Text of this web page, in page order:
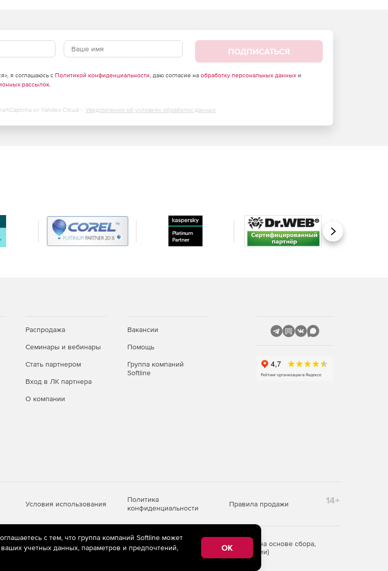
Mobile. обеспечивая
ПОДПИСАТЬСЯ
я соглашаюсь с Политикой конфиденциальности, даю согласие на обработку персональных данныхи
рассылок.
от Yandex Cloud - Уведомление об условиях обработки данных
Вперед
Распродажа
Семинары и вебинары
Стать партнером
Вход в ЛК партнера
О компании
Вакансии
Помощь
Группа компаний
Softline
Условия использования
Политика
конфиденциальности
Правила продажи 14+
технологии
(информационные технологии предоставления информации на основе сбора,
сети «Интернет», находящихся на территории Российской Федерации)
с тем, что группа компаний Softline может
учетных данных, параметров и предпочтений,
OK